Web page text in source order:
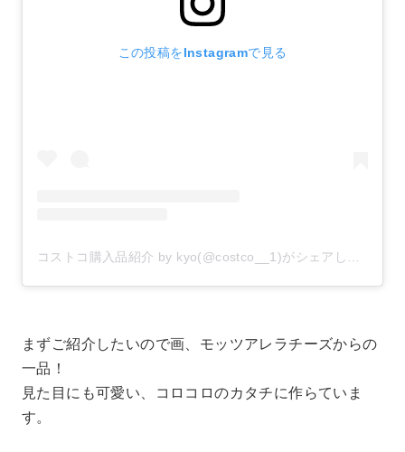
この投稿をInstagramで見る
コストコ購入品紹介 by kyo(@costco__1)がシェアした投稿
まずご紹介したいので画、モッツアレラチーズからの
一品！
見た目にも可愛い、コロコロのカタチに作らていま
す。